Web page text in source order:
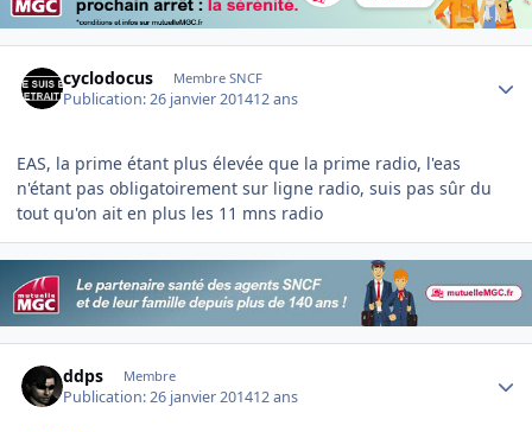
cyclodocus Membre SNCF
Publication:26 janvier 201412 ans
EAS, la prime étant plus élevée que la prime radio, l'eas
n'étant pas obligatoirement sur ligne radio, suis pas sûr du
tout qu'on ait en plus les 11 mns radio
ddps Membre
Publication:26 janvier 201412 ans